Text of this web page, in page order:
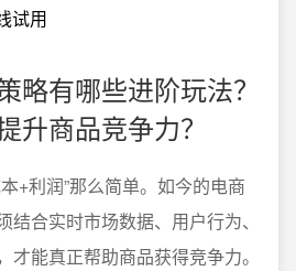
试用
略有哪些进阶玩法？
升商品竞争力？
+利润”那么简单。如今的电商
合实时市场数据、用户行为、
才能真正帮助商品获得竞争力。